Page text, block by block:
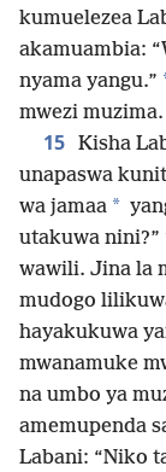
kumuelezea
akamuambia:
nyama yangu.”
mwezi muzima.
15 Kisha
unapaswa
wa jamaa *
utakuwa nini?”
wawili. Jina la
mudogo
hayakukuwa
mwanamuke
na umbo ya
amemupenda
Labani: “Niko